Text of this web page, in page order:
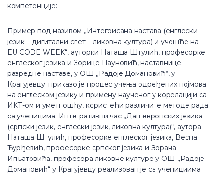
компетенције:
Пример под називом „Интегрисанa настава (енглески
језик – дигитални свет – ликовна култура) и учешће на
EU CODE WEEK“, ауторки Наташа Штулић, професорке
енглеског језика и Зорице Пауновић, наставнице
разредне наставе, у ОШ „Радоје Домановић“, у
Крагујевцу, приказо је процес учења одређених појмова
на енглеском језику и примену наученог у корелацији са
ИКТ-ом и уметношћу, користећи различите методе рада
са ученицима. Интегративни час „Дан европских језика
(српски језик, енглески језик, ликовна култура)“, аутора
Наташа Штулић, професорке енглеског језика, Весна
Ђурђевић, професорке српског језика и Зорана
Игњатовића, професора ликовне културе у ОШ „Радоје
Домановић“ у Крагујевцу реализован је са ученициима